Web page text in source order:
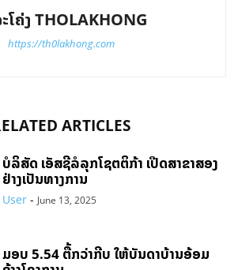
ໂຄ່ງ THOLAKHONG
https://th0lakhong.com
ARTICLES
ບໍລິສັດ ເອັສຊີລໍລຸກໂຊຕຕິກ້າ ເປີດສາຂາສອງ
ຢ່າງເປັນທາງການ
User - June 13, 2025
ມອບ 5.54 ຕື້ກວ່າກີບ ໃຫ້ບັນດາບ້ານອ້ອມ